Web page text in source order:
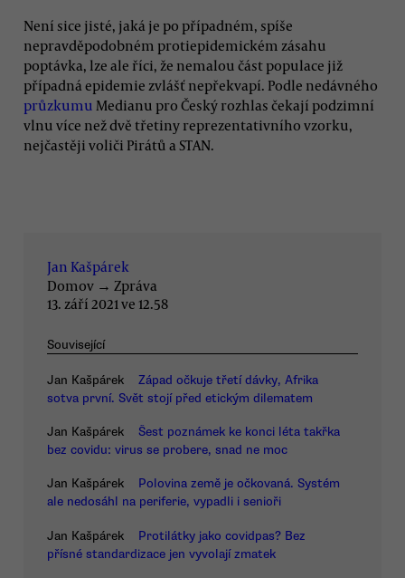
Není sice jisté, jaká je po případném, spíše
nepravděpodobném protiepidemickém zásahu
poptávka, lze ale říci, že nemalou část populace již
případná epidemie zvlášť nepřekvapí. Podle nedávného
průzkumu Medianu pro Český rozhlas čekají podzimní
vlnu více než dvě třetiny reprezentativního vzorku,
nejčastěji voliči Pirátů a STAN.
Jan Kašpárek
Domov → Zpráva
13. září 2021 ve 12.58
Související
Jan Kašpárek
Západ očkuje třetí dávky, Afrika
sotva první. Svět stojí před etickým dilematem
Jan Kašpárek
Šest poznámek ke konci léta takřka
bez covidu: virus se probere, snad ne moc
Jan Kašpárek
Polovina země je očkovaná. Systém
ale nedosáhl na periferie, vypadli i senioři
Jan Kašpárek
Protilátky jako covidpas? Bez
přísné standardizace jen vyvolají zmatek